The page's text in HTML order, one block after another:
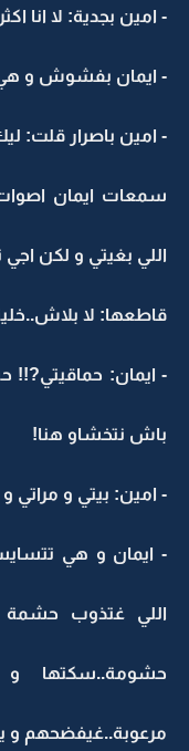
- امين بجدية: لا انا اكثر
- ايمان بفشوش و هي
- امين باصرار قلت: ليك
سمعات ايمان اصوات
اللي بغيتي و لكن اجي
قاطعها: لا
- ايمان: حماقيتي?!!
باش نتخشاو هنا!
- امين: بيتي و مراتي
- ايمان و هي
اللي غتذوب حشمة
حشومة..سكتها
مرعوبة..غيفضحهم و